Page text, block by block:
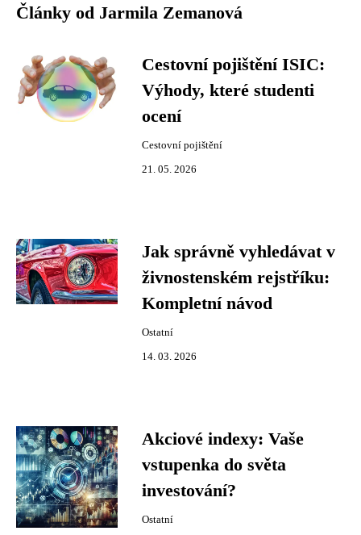
Články od Jarmila Zemanová
Cestovní pojištění ISIC:
Výhody, které studenti
ocení
Cestovní pojištění
21. 05. 2026
Jak správně vyhledávat v
živnostenském rejstříku:
Kompletní návod
Ostatní
14. 03. 2026
Akciové indexy: Vaše
vstupenka do světa
investování?
Ostatní